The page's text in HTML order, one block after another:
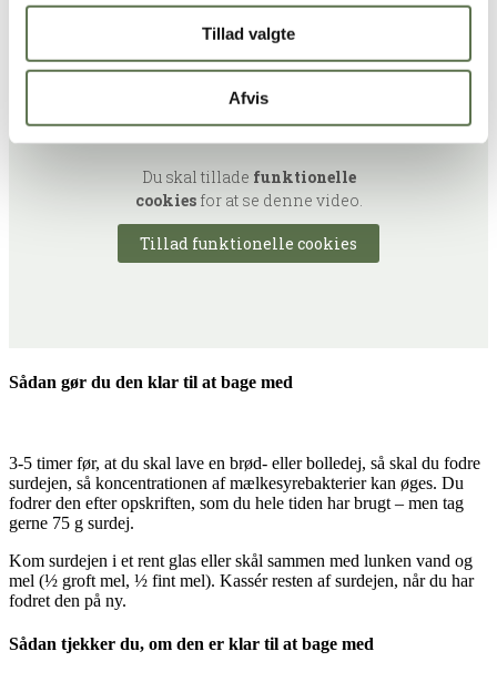
Tillad valgte
Afvis
klar til at bage med. Du har nu en surdej, som du i princippet
kan have for evigt, hvis du fodrer den ofte og ikke udsætter
Du skal tillade funktionelle
cookiesfor at se denne video.
Tillad funktionelle cookies
Sådan gør du den klar til at bage med
3-5 timer før, at du skal lave en brød- eller bolledej, så skal du fodre
surdejen, så koncentrationen af mælkesyrebakterier kan øges. Du
fodrer den efter opskriften, som du hele tiden har brugt – men tag
gerne 75 g surdej.
Kom surdejen i et rent glas eller skål sammen med lunken vand og
mel (½ groft mel, ½ fint mel). Kassér resten af surdejen, når du har
fodret den på ny.
Sådan tjekker du, om den er klar til at bage med